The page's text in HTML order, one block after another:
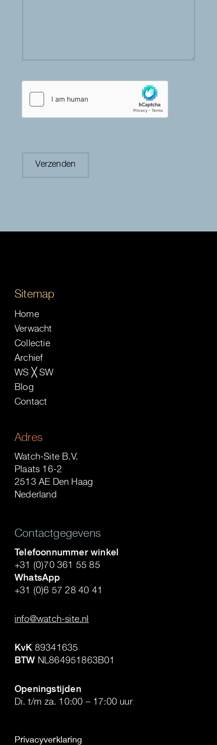
Sitemap
Home
Verwacht
Collectie
Archief
WS ╳ SW
Blog
Contact
Adres
Watch-Site B.V.
Plaats 16-2
2513 AE Den Haag
Nederland
Contactgegevens
Telefoonnummer winkel
+31 (0)70 361 55 85
WhatsApp
+31 (0)6 57 28 40 41
info@watch-site.nl
KvK 89341635
BTW NL864951863B01
Openingstijden
Di. t/m za. 10:00 – 17:00 uur
Privacyverklaring